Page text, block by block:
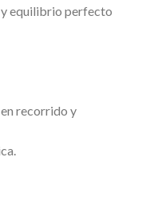
equilibrio perfecto
recorrido y